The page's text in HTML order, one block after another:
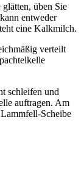
üben Sie
entweder
eine Kalkmilch.
verteilt
schleifen und
auftragen. Am
Scheibe